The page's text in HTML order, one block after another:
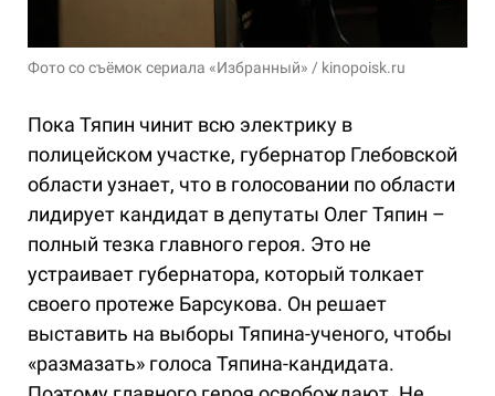
Фото со съёмок сериала «Избранный» / kinopoisk.ru
Пока Тяпин чинит всю электрику в
полицейском участке, губернатор Глебовской
области узнает, что в голосовании по области
лидирует кандидат в депутаты Олег Тяпин –
полный тезка главного героя. Это не
устраивает губернатора, который толкает
своего протеже Барсукова. Он решает
выставить на выборы Тяпина-ученого, чтобы
«размазать» голоса Тяпина-кандидата.